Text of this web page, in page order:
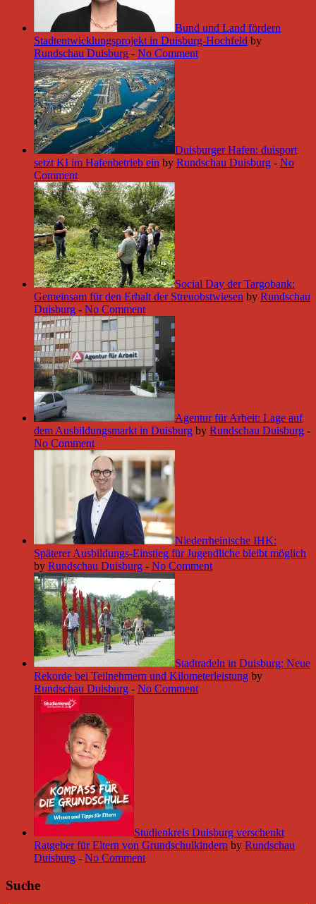
Bund und Land fördern
Stadtentwicklungsprojekt in Duisburg-Hochfeld by
Rundschau Duisburg - No Comment
Duisburger Hafen: duisport
setzt KI im Hafenbetrieb ein by Rundschau Duisburg - No
Comment
Social Day der Targobank:
Gemeinsam für den Erhalt der Streuobstwiesen by Rundschau
Duisburg - No Comment
Agentur für Arbeit: Lage auf
dem Ausbildungsmarkt in Duisburg by Rundschau Duisburg -
No Comment
Niederrheinische IHK:
Späterer Ausbildungs-Einstieg für Jugendliche bleibt möglich
by Rundschau Duisburg - No Comment
Stadtradeln in Duisburg: Neue
Rekorde bei Teilnehmern und Kilometerleistung by
Rundschau Duisburg - No Comment
Studienkreis Duisburg verschenkt
Ratgeber für Eltern von Grundschulkindern by Rundschau
Duisburg - No Comment
Suche